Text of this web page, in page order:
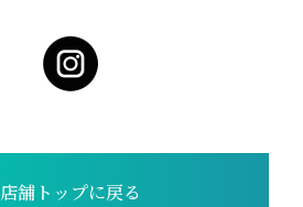
店舗トップに戻る